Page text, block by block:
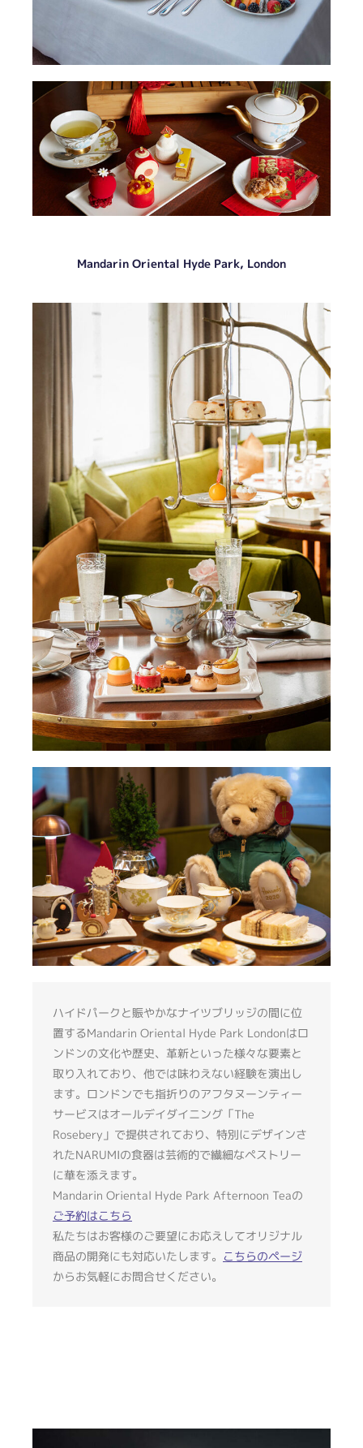
Mandarin Oriental Hyde Park, London
ハイドパークと賑やかなナイツブリッジの間に位
置するMandarin Oriental Hyde Park Londonはロ
ンドンの文化や歴史、革新といった様々な要素と
取り入れており、他では味わえない経験を演出し
ます。ロンドンでも指折りのアフタヌーンティー
サービスはオールデイダイニング「The
Rosebery」で提供されており、特別にデザインさ
れたNARUMIの食器は芸術的で繊細なペストリー
に華を添えます。
Mandarin Oriental Hyde Park Afternoon Teaの
ご予約はこちら
私たちはお客様のご要望にお応えしてオリジナル
商品の開発にも対応いたします。 こちらのページ
からお気軽にお問合せください。